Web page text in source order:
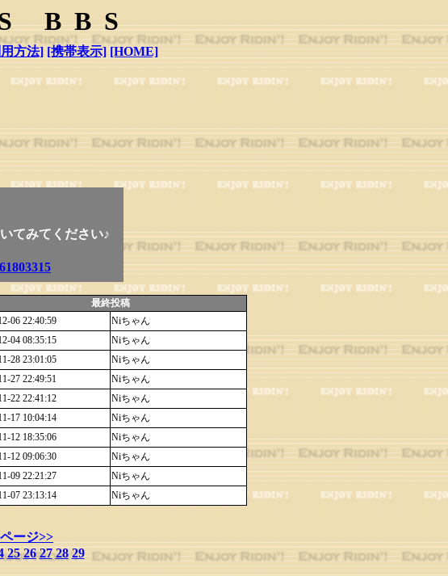
BBS
方法] [携帯表示] [HOME]
てみてください♪
最終投稿
06 22:40:59
Niちゃん
04 08:35:15
Niちゃん
28 23:01:05
Niちゃん
27 22:49:51
Niちゃん
22 22:41:12
Niちゃん
17 10:04:14
Niちゃん
12 18:35:06
Niちゃん
12 09:06:30
Niちゃん
09 22:21:27
Niちゃん
07 23:13:14 Niちゃん
ージ>>
25 26 27 28 29